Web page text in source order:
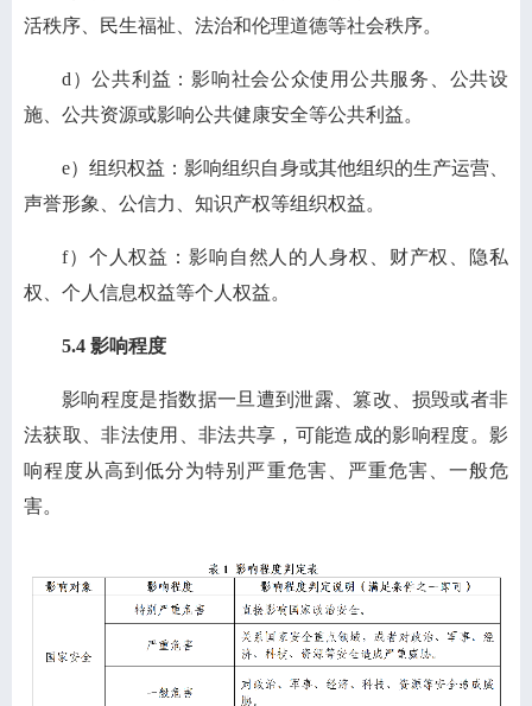
活秩序、民生福祉、法治和伦理道德等社会秩序。
d）公共利益：影响社会公众使用公共服务、公共设
施、公共资源或影响公共健康安全等公共利益。
e）组织权益：影响组织自身或其他组织的生产运营、
声誉形象、公信力、知识产权等组织权益。
f）个人权益：影响自然人的人身权、财产权、隐私
权、个人信息权益等个人权益。
5.4 影响程度
影响程度是指数据一旦遭到泄露、篡改、损毁或者非
法获取、非法使用、非法共享，可能造成的影响程度。影
响程度从高到低分为特别严重危害、严重危害、一般危
害。